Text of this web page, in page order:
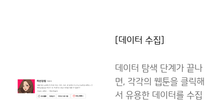
[데이터 수집]
데이터 탐색 단계가 끝나
면, 각각의 웹툰을 클릭해
서 유용한 데이터를 수집